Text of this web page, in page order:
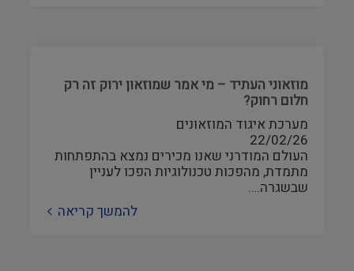
מוזאוני העתיד – מי אמר שמוזאון ירוק זה רק
חלום רחוק?
מערכת איגוד המוזאונים
22/02/26
העולם המודרני שאנו מכירים נמצא בהתפתחות
מתמדת, מהפכות טכנולוגיות הפכו לעניין
שבשגרה.…
להמשך קריאה